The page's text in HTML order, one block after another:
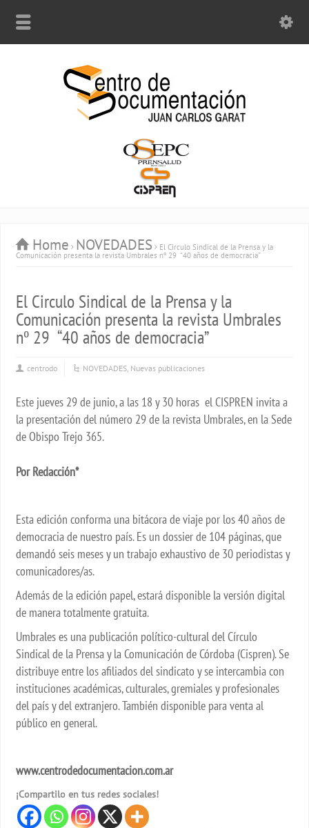
Home NOVEDADES
El Circulo Sindical de la Prensa y la
Comunicación presenta la revista Umbrales nº 29 “40 años de democracia”
El Circulo Sindical de la Prensa y la
Comunicación presenta la revista Umbrales
nº 29 “40 años de democracia”
centrodo NOVEDADES, Nuevas publicaciones
Este jueves 29 de junio, a las 18 y 30 horas el CISPREN invita a
la presentación del número 29 de la revista Umbrales, en la Sede
de Obispo Trejo 365.
Por Redacción*
Esta edición conforma una bitácora de viaje por los 40 años de
democracia de nuestro país. Es un dossier de 104 páginas, que
demandó seis meses y un trabajo exhaustivo de 30 periodistas y
comunicadores/as.
Además de la edición papel, estará disponible la versión digital
de manera totalmente gratuita.
Umbrales es una publicación político-cultural del Círculo
Sindical de la Prensa y la Comunicación de Córdoba (Cispren). Se
distribuye entre los afiliados del sindicato y se intercambia con
instituciones académicas, culturales, gremiales y profesionales
del país y del extranjero. También disponible para venta al
público en general.
www.centrodedocumentacion.com.ar
¡Compartilo en tus redes sociales!